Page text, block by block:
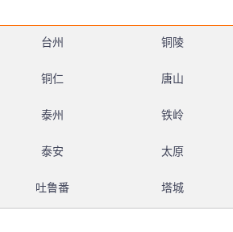
台州 铜陵
铜仁 唐山
泰州 铁岭
泰安 太原
吐鲁番 塔城